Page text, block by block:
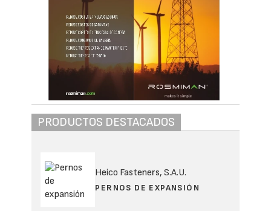
PRODUCTOS DESTACADOS
Heico Fasteners, S.A.U.
PERNOS DE EXPANSIÓN